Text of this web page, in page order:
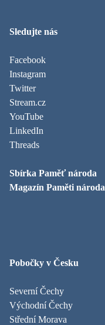
Sledujte nás
Facebook
Instagram
Twitter
Stream.cz
YouTube
LinkedIn
Threads
Sbírka Paměť národa
Magazín Paměti národa
Pobočky v Česku
Severní Čechy
Východní Čechy
Střední Morava